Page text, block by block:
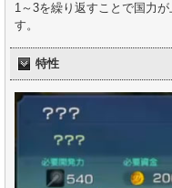
1～3を繰り返すことで国力
す。
特性